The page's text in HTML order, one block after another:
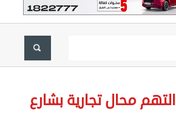
محال تجارية بشارع